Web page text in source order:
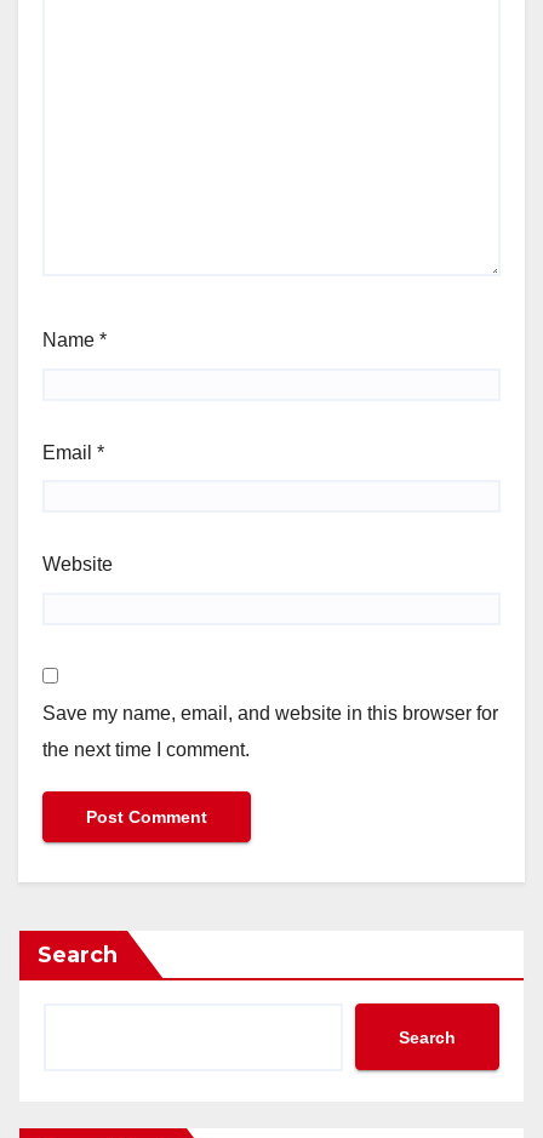
Name *
Email *
Website
Save my name, email, and website in this browser for
the next time I comment.
Search
Search